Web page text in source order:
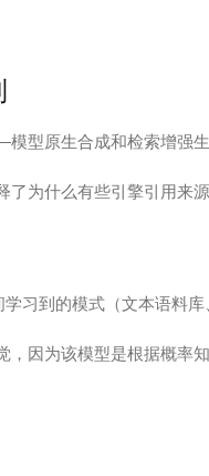
型原生合成和检索增强生
为什么有些引擎引用来
习到的模式（文本语料
因为该模型是根据概率